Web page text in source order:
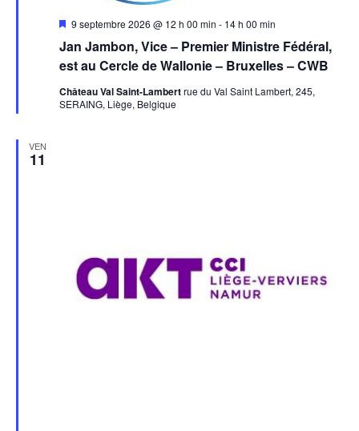
Jan Jambon, Vice – Premier Ministre Fédéral,
est au Cercle de Wallonie – Bruxelles – CWB
Mis
avant
9 septembre 2026 @ 12 h 00 min - 14 h 00 min
Château Val Saint-Lambertrue du Val Saint Lambert, 245,
SERAING, Liège, Belgique
VEN
11